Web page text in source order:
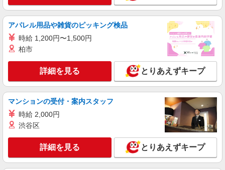
アパレル用品や雑貨のピッキング検品
時給 1,200円〜1,500円
柏市
詳細を見る とりあえずキープ
マンションの受付・案内スタッフ
時給 2,000円
渋谷区
詳細を見る とりあえずキープ